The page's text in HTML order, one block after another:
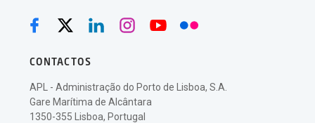
CONTACTOS
APL - Administração do Porto de Lisboa, S.A.
Gare Marítima de Alcântara
1350-355 Lisboa, Portugal